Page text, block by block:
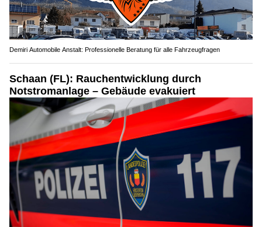
Demiri Automobile Anstalt: Professionelle Beratung für alle Fahrzeugfragen
Schaan (FL): Rauchentwicklung durch
Notstromanlage – Gebäude evakuiert